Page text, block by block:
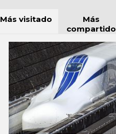
Más visitado
Más
compartido